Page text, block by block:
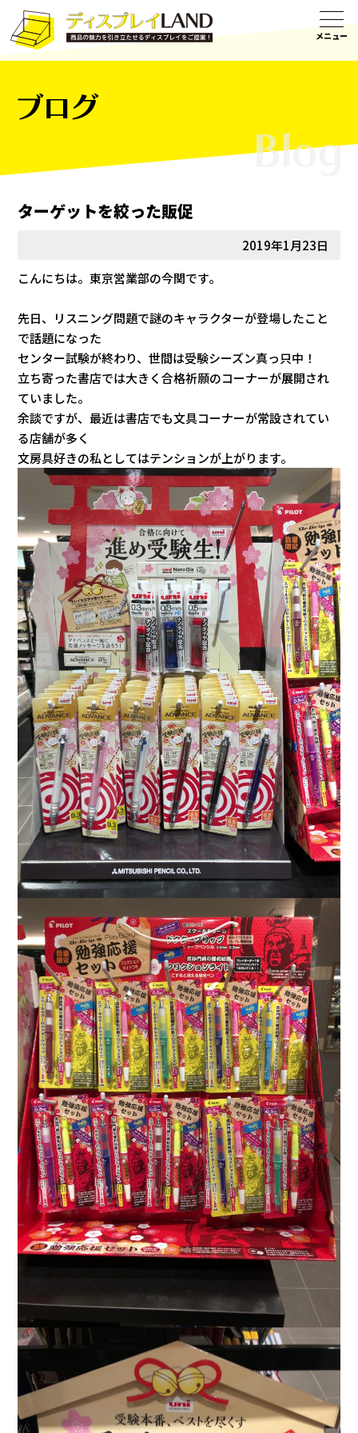
ブログ
ターゲットを絞った販促
2019年1月23日
こんにちは。東京営業部の今関です。
先日、リスニング問題で謎のキャラクターが登場したこと
で話題になった
センター試験が終わり、世間は受験シーズン真っ只中！
立ち寄った書店では大きく合格祈願のコーナーが展開され
ていました。
余談ですが、最近は書店でも文具コーナーが常設されてい
る店舗が多く
文房具好きの私としてはテンションが上がります。